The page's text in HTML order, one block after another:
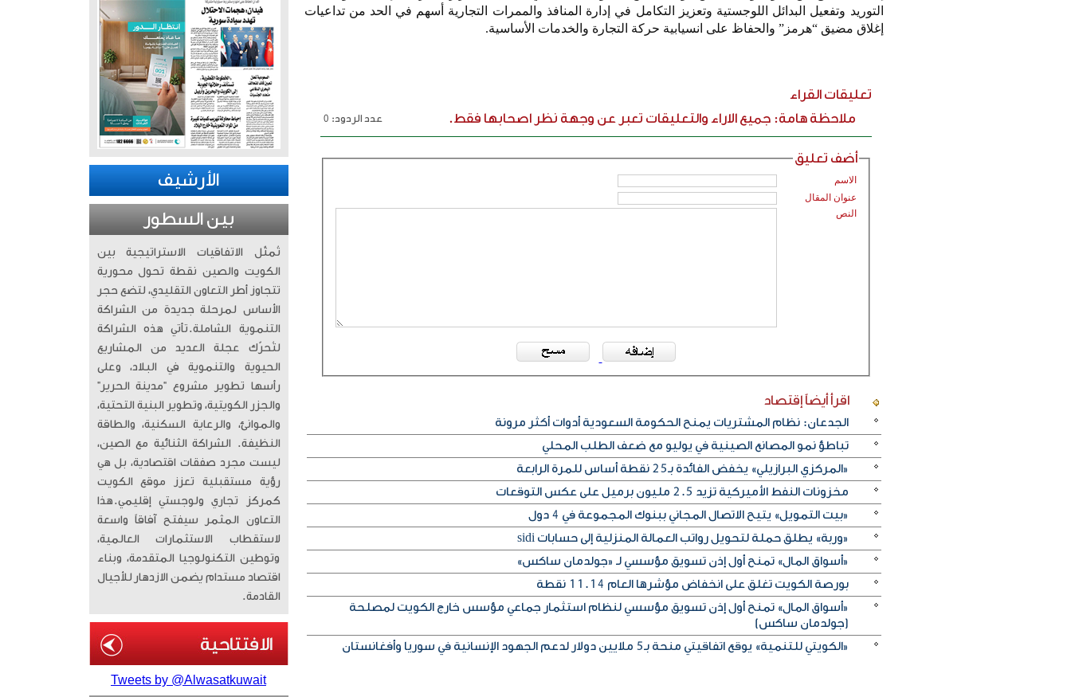
التوريد وتفعيل البدائل اللوجستية وتعزيز التكامل في إدارة المنافذ والممرات التجارية أسهم في الحد من تداعيات
إغلاق مضيق “هرمز” والحفاظ على انسيابية حركة التجارة والخدمات الأساسية.
تعليقات القراء
ملاحظة هامة: جميع الاراء والتعليقات تعبر عن وجهة نظر اصحابها فقط.
عدد الردود: 0
أضف تعليق
الاسم
عنوان المقال
النص
اقرأ أيضاًإقتصاد
الجدعان: نظام المشتريات يمنح الحكومة السعودية أدوات أكثر مرونة
تباطؤ نمو المصانع الصينية في يوليو مع ضعف الطلب المحلي
«المركزي البرازيلي» يخفض الفائدة بـ25 نقطة أساس للمرة الرابعة
مخزونات النفط الأميركية تزيد 2.5 مليون برميل على عكس التوقعات
«بيت التمويل» يتيح الاتصال المجاني ببنوك المجموعة في 4 دول
«وربة» يطلق حملة لتحويل رواتب العمالة المنزلية إلى حسابات sidi
«أسواق المال» تمنح أول إذن تسويق مؤسسي لـ «جولدمان ساكس»
بورصة الكويت تغلق على انخفاض مؤشرها العام 11.14 نقطة
«أسواق المال» تمنح أول إذن تسويق مؤسسي لنظام استثمار جماعي مؤسس خارج الكويت لمصلحة
(جولدمان ساكس)
«الكويتي للتنمية» يوقع اتفاقيتي منحة بـ5 ملايين دولار لدعم الجهود الإنسانية في سوريا وأفغانستان
الأرشيف
بين السطور
تُمثّل الاتفاقيات الاستراتيجية بين
الكويت والصين نقطة تحول محورية
تتجاوز أطر التعاون التقليدي، لتضع حجر
الأساس لمرحلة جديدة من الشراكة
التنموية الشاملة. ​تأتي هذه الشراكة
لتُحرّك عجلة العديد من المشاريع
الحيوية والتنموية في البلاد، وعلى
رأسها تطوير مشروع “مدينة الحرير”
والجزر الكويتية، وتطوير البنية التحتية،
والموانئ، والرعاية السكنية، والطاقة
النظيفة. الشراكة الثنائية مع الصين،
ليست مجرد صفقات اقتصادية، بل هي
رؤية مستقبلية تعزز موقع الكويت
كمركز تجاري ولوجستي إقليمي. ​هذا
التعاون المثمر سيفتح آفاقاً واسعة
لاستقطاب الاستثمارات العالمية،
وتوطين التكنولوجيا المتقدمة، وبناء
اقتصاد مستدام يضمن الازدهار للأجيال
القادمة.
Tweets by @Alwasatkuwait